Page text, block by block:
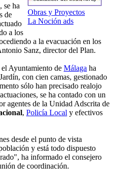
Obras y Proyectos
La Noción ads
se ha
de
a los
a la evacuación en los
Sanz, director del Plan.
Ayuntamiento de Málaga ha
con cien camas, gestionado
sólo han precisado realojo
se ha contado con un
agentes de la Unidad Adscrita de
, Policía Local y efectivos
desde el punto de vista
y está todo dispuesto
ha informado el consejero
de coordinación.